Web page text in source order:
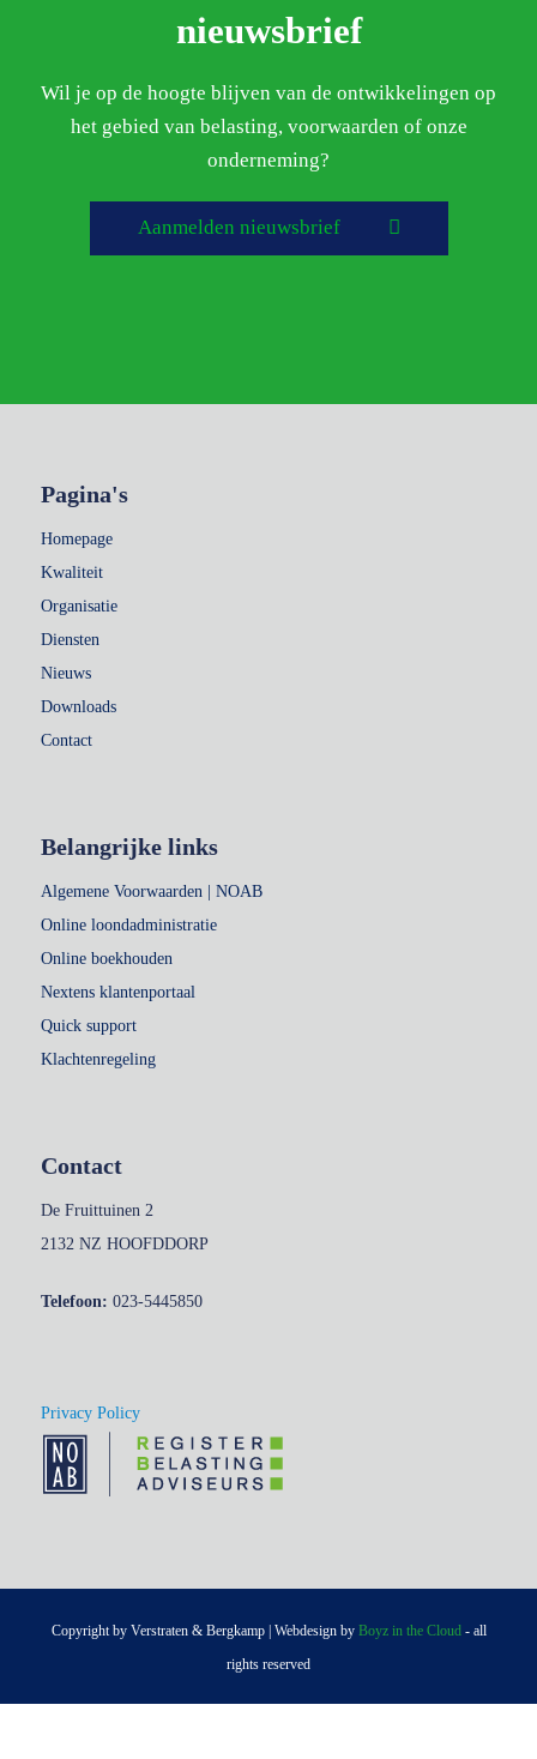
nieuwsbrief
Wil je op de hoogte blijven van de ontwikkelingen op
het gebied van belasting, voorwaarden of onze
onderneming?
Aanmelden nieuwsbrief
Pagina's
Homepage
Kwaliteit
Organisatie
Diensten
Nieuws
Downloads
Contact
Belangrijke links
Algemene Voorwaarden | NOAB
Online loondadministratie
Online boekhouden
Nextens klantenportaal
Quick support
Klachtenregeling
Contact
De Fruittuinen 2
2132 NZ HOOFDDORP
Telefoon: 023-5445850
Privacy Policy
Copyright by Verstraten & Bergkamp | Webdesign by Boyz in the Cloud- all
rights reserved